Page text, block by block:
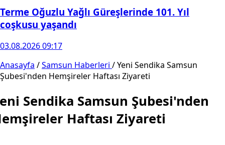
Terme Oğuzlu Yağlı Güreşlerinde 101. Yıl
coşkusu yaşandı
03.08.2026 09:17
Anasayfa /Samsun Haberleri /Yeni Sendika Samsun
Şubesi'nden Hemşireler Haftası Ziyareti
Sendika Samsun Şubesi'nden
Haftası Ziyareti